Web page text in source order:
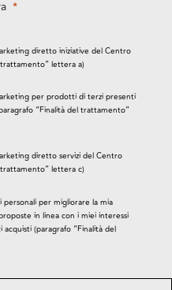
diretto iniziative del Centro
lettera a)
per prodotti di terzi presenti
“Finalità del trattamento”
diretto servizi del Centro
lettera c)
personali per migliorare la mia
in linea con i miei interessi
(paragrafo “Finalità del